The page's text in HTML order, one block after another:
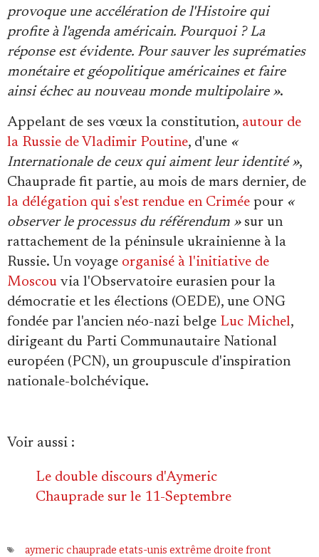
provoque une accélération de l'Histoire qui
profite à l'agenda américain. Pourquoi ? La
réponse est évidente. Pour sauver les suprématies
monétaire et géopolitique américaines et faire
ainsi échec au nouveau monde multipolaire ».
Appelant de ses vœux la constitution, autour de
la Russie de Vladimir Poutine, d'une «
Internationale de ceux qui aiment leur identité »,
Chauprade fit partie, au mois de mars dernier, de
la délégation qui s'est rendue en Crimée pour «
observer le processus du référendum »sur un
rattachement de la péninsule ukrainienne à la
Russie. Un voyage organisé à l'initiative de
Moscou via l'Observatoire eurasien pour la
démocratie et les élections (OEDE), une ONG
fondée par l'ancien néo-nazi belge Luc Michel,
dirigeant du Parti Communautaire National
européen (PCN), un groupuscule d'inspiration
nationale-bolchévique.
Voir aussi :
Le double discours d'Aymeric
Chauprade sur le 11-Septembre
aymeric chauprade etats-unis extrême droite front